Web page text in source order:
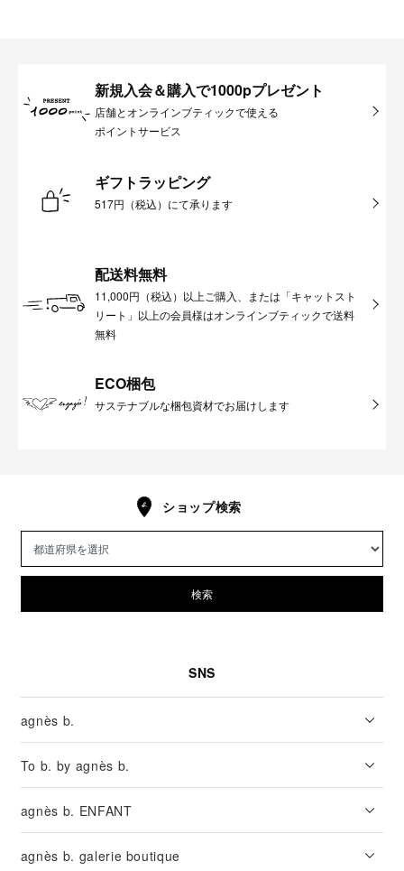
新規入会＆購入で1000pプレゼント
店舗とオンラインブティックで使える
ポイントサービス
ギフトラッピング
517円（税込）にて承ります
配送料無料
11,000円（税込）以上ご購入、または「キャットスト
リート」以上の会員様はオンラインブティックで送料
無料
ECO梱包
サステナブルな梱包資材でお届けします
ショップ検索
検索
SNS
agnès b.
To b. by agnès b.
agnès b. ENFANT
agnès b. galerie boutique